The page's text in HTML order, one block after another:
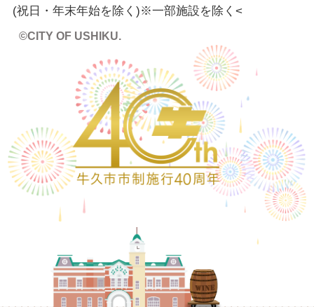
(祝日・年末年始を除く)※一部施設を除く <
©CITY OF USHIKU.